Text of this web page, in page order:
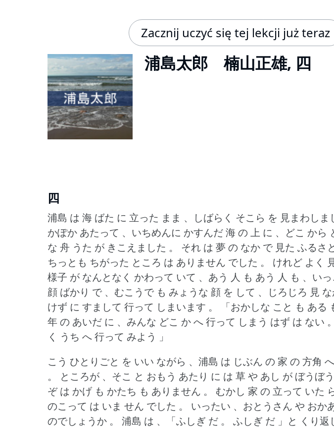
Zacznij uczyć się tej lekcji już teraz
浦島太郎 楠山正雄, 四
四
浦島 は 海 ばた に 立った まま 、しばらく そこら を 見まわしま
かぽか あたって 、いちめんに かすんだ 海 の 上 に 、どこ から
な 舟 うた が きこえました 。
それ は 夢 の なか で 見た ふるさ
ちっとも ちがった ところ は ありません でした 。
けれど よく
様子 が なんとなく かわって いて 、あう 人 も あう 人 も 、い
顔 ばかり で 、むこうで も みょうな 顔 を して 、じろじろ 見
けず に すまして 行って しまいます 。
「おかしな こと も ある
年 の あいだ に 、みんな どこ か へ 行って しまう はず は ない 。
く うち へ 行って みよう 」
こう ひとりごと を いい ながら 、浦島 は じぶん の 家 の 方角
。
ところが 、そこ と おもう あたり に は 草 や あし が ぼうぼ
ぞ は かげ も かたち も ありません 。
むかし 家 の 立って いた
のこって は いま せん でした 。
いったい 、おとうさん や おか
のでしょうか 。
浦島 は 、「ふしぎ だ 。
ふしぎ だ 」と くり返